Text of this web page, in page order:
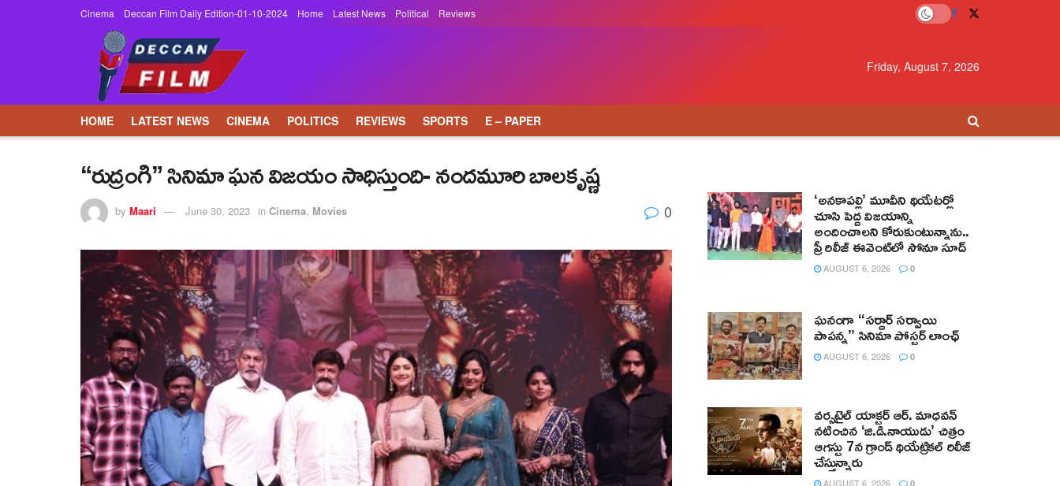
Cinema Deccan Film Daily Edition-01-10-2024 Home Latest News Political Reviews
Friday, August 7, 2026
HOME LATEST NEWS CINEMA POLITICS REVIEWS SPORTS E – PAPER
“రుద్రంగి” సినిమా ఘన విజయం సాధిస్తుంది- నందమూరి బాలకృష్ణ
by Maari June 30, 2023 in Cinema, Movies 0 ‘అనకాపల్లి’ మూవీని థియేటర్లో
చూసి పెద్ద విజయాన్ని
అందించాలని కోరుకుంటున్నాను..
ప్రీ రిలీజ్ ఈవెంట్‌లో సోనూ సూద్
AUGUST 6, 2026 0
ఘనంగా “సర్దార్ సర్వాయి
పాపన్న” సినిమా పోస్టర్ లాంఛ్
AUGUST 6, 2026 0
వర్సటైల్ యాక్టర్ ఆర్‌. మాధవన్‌
నటించిన ‘జి.డి.నాయుడు’ చిత్రం
ఆగస్టు 7న గ్రాండ్ థియేట్రికల్ రిలీజ్
చేస్తున్నారు
AUGUST 6, 2026 0